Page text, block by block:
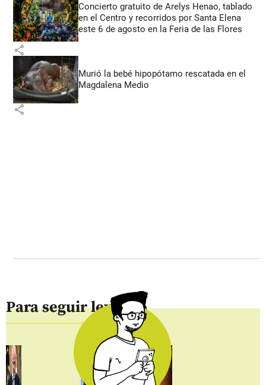
Concierto gratuito de Arelys Henao, tablado
en el Centro y recorridos por Santa Elena
este 6 de agosto en la Feria de las Flores
share
Murió la bebé hipopótamo rescatada en el
Magdalena Medio
share
Para seguir leyendo